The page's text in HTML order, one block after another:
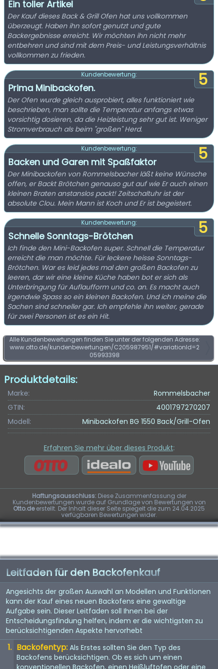
Ein toller Artikel
Der Kauf dieses Back & Grill Ofen hat uns vollkommen
überzeugt. Haben ihn sofort genutzt und gute
Backergebnisse erreicht. Wir möchten ihn nicht mehr
entbehren und sind mit dem Preis- und Leistungsverhältnis
vollkommen zu frieden.
5
Kundenbewertung:
Prima Minibackofen.
Der Ofen wurde gleich ausprobiert, alles funktioniert wie
beschrieben, man sollte die Temperatur anfangs etwas
vorsichtig dosieren, da die Heizleistung sehr gut ist. Weniger
Stromverbrauch als beim "großen" Herd.
5
Kundenbewertung:
Backen und Garen mit Spaßfaktor
Der Minibackofen von Rommelsbacher läßt keine Wünsche
offen, er Backt Brötchen genauso gut auf wie Er auch einen
kleinen Braten anstanslos packt! Zeitschaltuhr ist der
absolute Clou. Mein Mann ist Koch und Er ist begeistert.
5
Kundenbewertung:
Schnelle Sonntags-Brötchen
Ich finde den Mini-Backofen super. Schnell die Temperatur
erreicht die man möchte. Für leckere heisse Sonntags-
Brötchen. War es leid jedes mal den großen Backofen zu
leeren, dar wir eine kleine Küche haben bot er sich als
Unterbringung für Auflaufform und co. an. Es macht auch
irgendwie Spass so ein kleinen Backofen. Und ich meine die
Sachen sind schneller gar. Ich empfehle ihn weiter, gerade
für zwei Personen ist es ein Hit.
Alle Kundenbewertungen finden Sie unter der folgenden Adresse:
www.otto.de/kundenbewertungen/C205987951/#variationId=2
05993398
Produktdetails:
Marke:
Rommelsbacher
GTIN:
4001797270207
Modell:
Minibackofen BG 1550 Back/Grill-Ofen
Erfahren Sie mehr über dieses Produkt:
Haftungsausschluss:Diese Zusammenfassung der
Kundenbewertungen wurde auf Grundlage von Bewertungen von
Otto.deerstellt. Der Inhalt dieser Seite spiegelt die zum 24.04.2025
verfügbaren Bewertungen wider.
Leitfaden für den Backofenkauf
Angesichts der großen Auswahl an Modellen und Funktionen
kann der Kauf eines neuen Backofens eine gewaltige
Aufgabe sein. Dieser Leitfaden soll Ihnen bei der
Entscheidungsfindung helfen, indem er die wichtigsten zu
berücksichtigenden Aspekte hervorhebt
Backofentyp: Als Erstes sollten Sie den Typ des
Backofens berücksichtigen. Ob es sich um einen
konventionellen Backofen, einen Heißluftofen oder eine